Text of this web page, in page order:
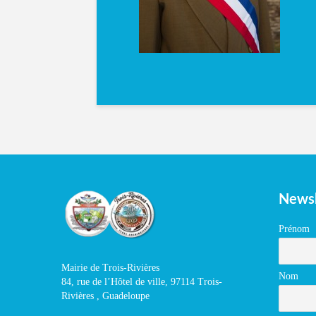
Mairie de Trois-Rivières
84, rue de l’Hôtel de ville, 97114 Trois-
Rivières , Guadeloupe
Prénom
Nom